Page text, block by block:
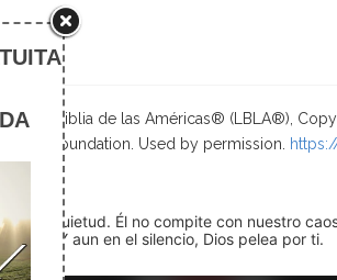
La Biblia de las Américas® (LBLA®),
Foundation. Used by permission.
en la quietud. Él no compite con nuestro
Y aun en el silencio, Dios pelea por ti.